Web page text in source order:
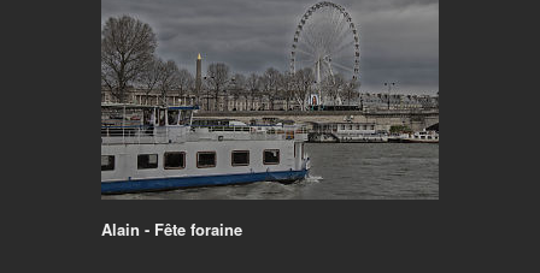
Alain - Fête foraine